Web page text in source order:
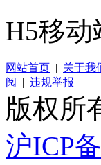
H5移动
网站首页 | 关于我
阅
| 违规举报
版权所
沪ICP